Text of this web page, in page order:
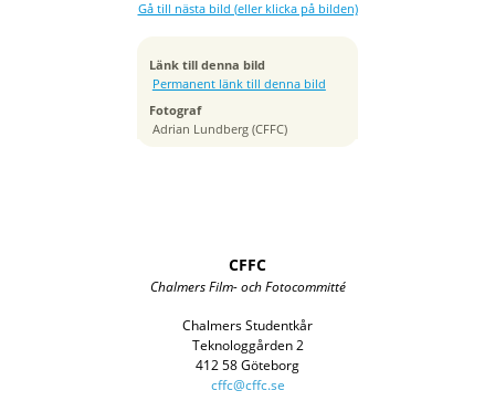
Gå till nästa bild (eller klicka på bilden)
Länk till denna bild
Permanent länk till denna bild
Fotograf
Adrian Lundberg (CFFC)
Tagen
ISO
3200
Brännvidd
85 mm
CFFC
Chalmers Film- och Fotocommitté
Chalmers Studentkår
Teknologgården 2
412 58 Göteborg
cffc@cffc.se